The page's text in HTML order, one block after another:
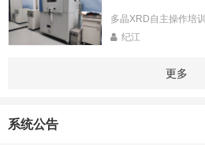
多晶XRD自主操作培训
纪江
更多
系统公告